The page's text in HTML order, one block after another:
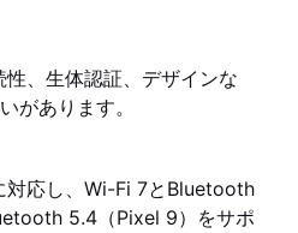
、生体認証、デザインな
があります。
対応し、Wi-Fi 7とBluetooth
5.4（Pixel 9）をサポ